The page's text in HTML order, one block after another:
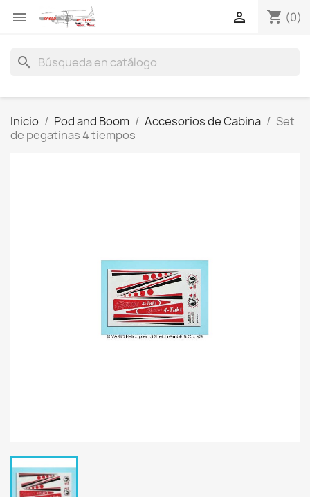
 shopping_cart (0)

search
Inicio Pod and Boom Accesorios de Cabina
Set
de pegatinas 4 tiempos